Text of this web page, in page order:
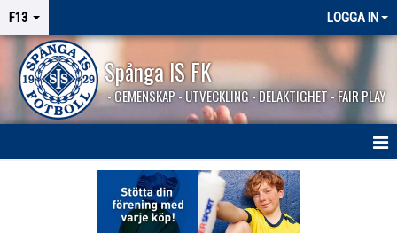
F13 LOGGA IN
Spånga IS FK
- GEMENSKAP - UTVECKLING - DELAKTIGHET - FAIR PLAY